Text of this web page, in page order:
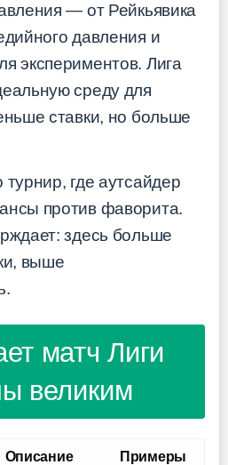
— от Рейкьявика
давления и
экспериментов. Лига
среду для
ставки, но больше
где аутсайдер
против фаворита.
здесь больше
выше
матч Лиги
великим
Описание Примеры